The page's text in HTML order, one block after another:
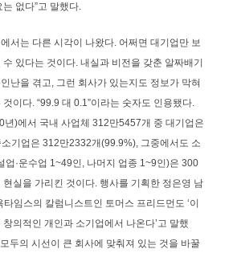
없다”고 말했다.
서는 다른 시각이 나왔다. 어쩌면 대기업만 보
있다는 것이다. 내실과 비전을 갖춘 알짜배기
난을 겪고, 그런 회사가 있는지도 정보가 막혀
이다. “99.9 대 0.1”이라는 숫자도 인용됐다.
년)에서 국내 사업체 312만5457개 중 대기업은
기업은 312만2332개(99.9%), 그중에서도 소
업·운수업 1~49인, 나머지 업종 1~9인)은 300
실을 가리킨 것이다. 행사를 기획한 정은영 남
임스의 칼럼니스트인 토머스 프리드먼도 ‘이
의적인 개인과 소기업에서 나온다’고 말했
두의 시선이 큰 회사에 맞춰져 있는 것을 바꿀